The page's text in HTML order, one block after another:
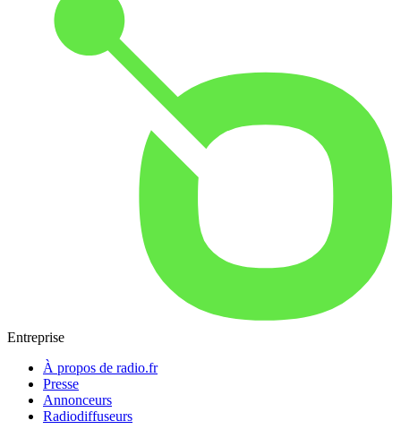
Entreprise
À propos de radio.fr
Presse
Annonceurs
Radiodiffuseurs